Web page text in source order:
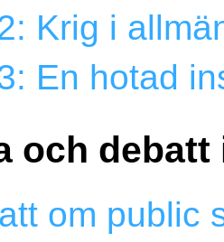
Krig i
En hotad
och debatt
om public